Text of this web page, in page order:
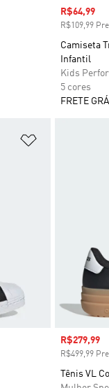
Preço com
R$64,99
R$109,99
Camiseta
Infantil
Kids
5 cores
FRETE
Preço com
R$279,99
R$499,99
Tênis VL